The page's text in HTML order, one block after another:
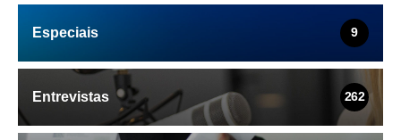
Especiais 9
Entrevistas 262